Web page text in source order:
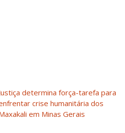
determina força-tarefa para
crise humanitária dos
em Minas Gerais